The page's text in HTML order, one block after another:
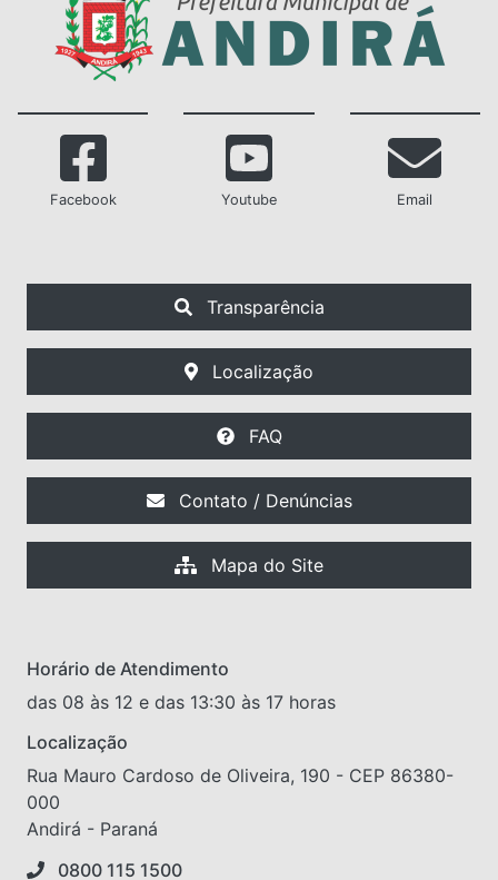
Facebook Youtube Email
Transparência
Localização
FAQ
Contato / Denúncias
Mapa do Site
Horário de Atendimento
das 08 às 12 e das 13:30 às 17 horas
Localização
Rua Mauro Cardoso de Oliveira, 190 - CEP 86380-
000
Andirá - Paraná
0800 115 1500